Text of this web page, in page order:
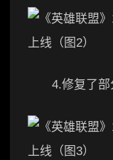
4.修复了部